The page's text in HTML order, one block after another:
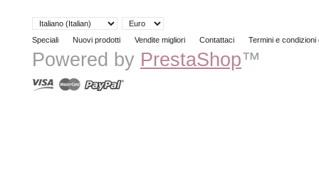
Speciali Nuovi prodotti Vendite migliori Contattaci Termini e condizioni
Powered by PrestaShop™